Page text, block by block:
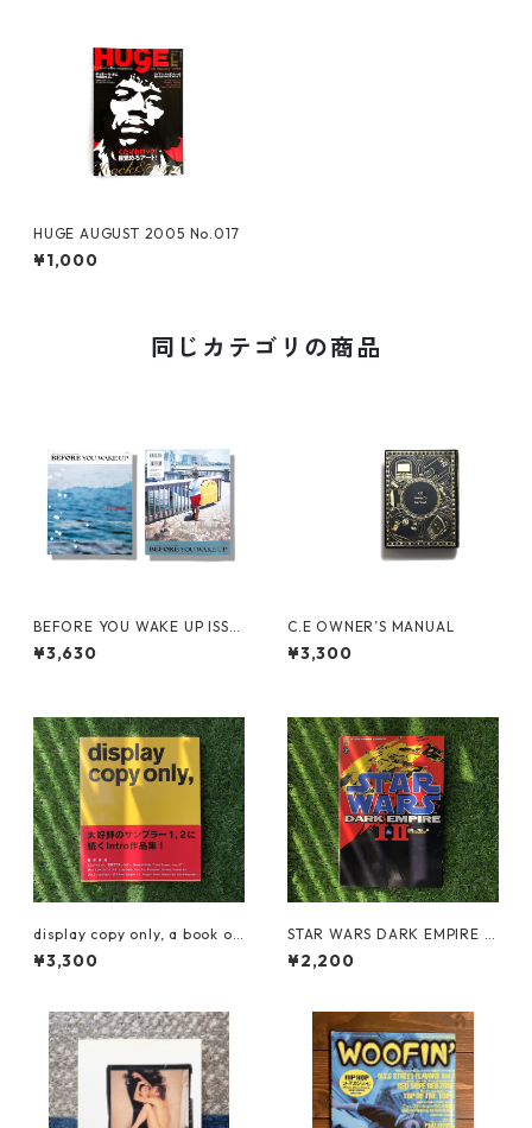
HUGE AUGUST 2005 No.017
¥1,000
同じカテゴリの商品
BEFORE YOU WAKE UP ISSU
E 2
¥3,630
C.E OWNER’S MANUAL
¥3,300
display copy only, a book of
Intro work
¥3,300
STAR WARS DARK EMPIRE 1
&2 JAPAN ED.
¥2,200